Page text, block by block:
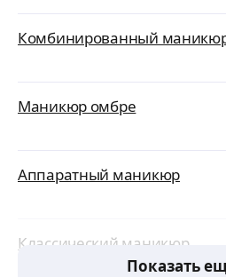
Комбинированный
Маникюр омбре
Аппаратный маникюр
Классический маникюр
Показать